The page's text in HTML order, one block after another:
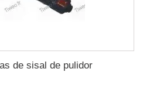
de sisal de pulidor